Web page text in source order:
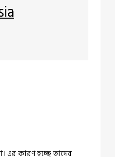
এর কারণ হচ্ছে তাদের